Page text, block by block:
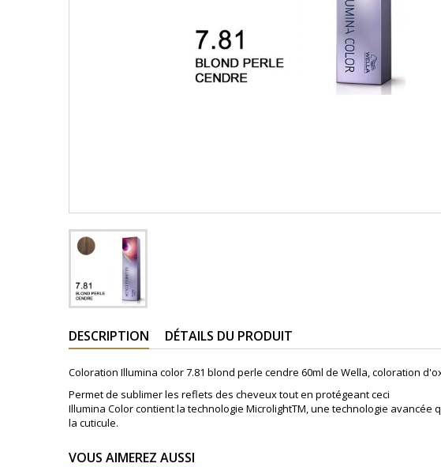
DESCRIPTION DÉTAILS DU PRODUIT
Coloration Illumina color 7.81 blond perle cendre 60ml de Wella, coloration
Permet de sublimer les reflets des cheveux tout en protégeant ceci
Illumina Color contient la technologie MicrolightTM, une technologie
la cuticule.
VOUS AIMEREZ AUSSI